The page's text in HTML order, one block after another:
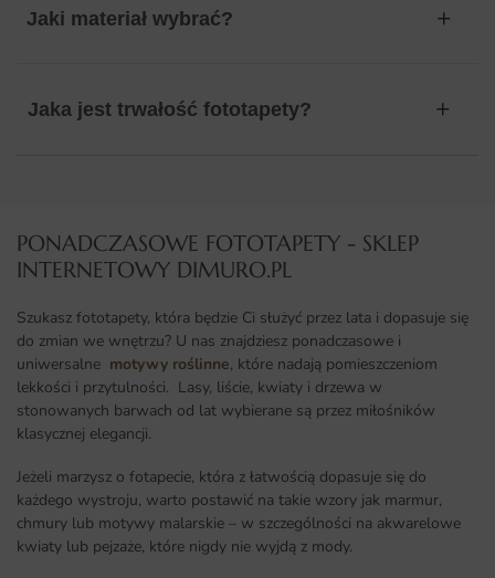
Jaki materiał wybrać?
Jaka jest trwałość fototapety?
PONADCZASOWE FOTOTAPETY - SKLEP
INTERNETOWY DIMURO.PL​
Szukasz fototapety, która będzie Ci służyć przez lata i dopasuje się
do zmian we wnętrzu? U nas znajdziesz ponadczasowe i
uniwersalne motywy roślinne, które nadają pomieszczeniom
lekkości i przytulności. Lasy, liście, kwiaty i drzewa w
stonowanych barwach od lat wybierane są przez miłośników
klasycznej elegancji.
Jeżeli marzysz o fotapecie, która z łatwością dopasuje się do
każdego wystroju, warto postawić na takie wzory jak marmur,
chmury lub motywy malarskie – w szczególności na akwarelowe
kwiaty lub pejzaże, które nigdy nie wyjdą z mody.